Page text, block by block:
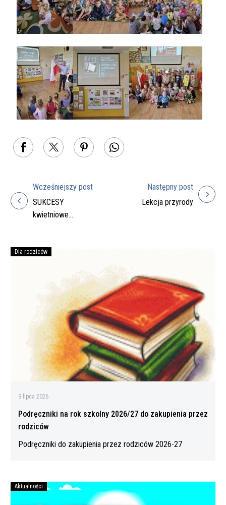
Nawigacja
wpisu
Wcześniejszy post
SUKCESY
kwietniowe
Następny post
Lekcja przyrody
rok
szkolny
do
zakupienia
przez
rodziców
Dla rodziców
9 lipca 2026
Podręczniki na rok szkolny 2026/27 do zakupienia przez
rodziców
Podręczniki do zakupienia przez rodziców 2026-27
Bezpiecznych
wakacji
Aktualności